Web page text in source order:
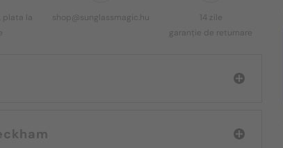
plata la
shop@sunglassmagic.hu
14 zile
garanție de returnare
Beckham